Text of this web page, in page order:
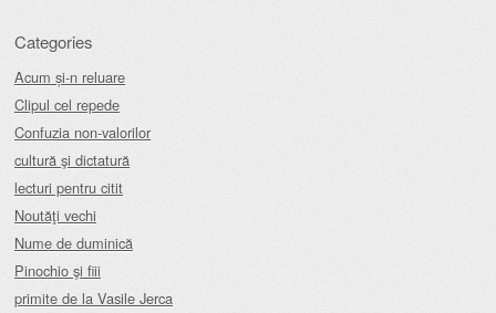
Categories
Acum și-n reluare
Clipul cel repede
Confuzia non-valorilor
cultură şi dictatură
lecturi pentru citit
Noutăţi vechi
Nume de duminică
Pinochio şi fiii
primite de la Vasile Jerca